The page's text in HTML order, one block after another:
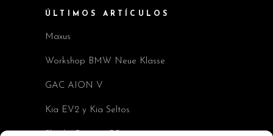
ÚLTIMOS ARTÍCULOS
Maxus
Workshop BMW Neue Klasse
GAC AION V
Kia EV2 y Kia Seltos